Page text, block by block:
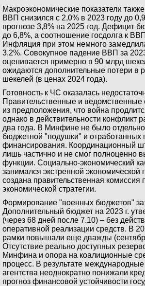
Макроэкономические показатели
ВВП снизился с 2,0% в 2023 году до
прогнозе 3,8% на 2025 год. Дефицит
до 6,8%, а соотношение госдолга к
Инфляция при этом немного
3,2%. Совокупное падение ВВП за
оценивается примерно в 90 млрд
ожидаются дополнительные потери в
шекелей (в ценах 2024 года).
Готовность к ЧС оказалась
Правительственные и ведомственные
из предположения, что война
однако в действительности конфликт
два года. В Минфине не было
бюджетной "подушки" и отработанных
финансирования. Координационный
лишь частично и не смог полноценно
функции. Социально-экономический
занимался экстренной экономической
создана правительственная комиссия
экономической стратегии.
Формирование "военных бюджетов"
Дополнительный бюджет на 2023 г.
(через 68 дней после 7.10) – без
оперативной реализации средств. В
рамки повышали еще дважды
Отсутствие реально доступных
Минфина и опора на коалиционные
процесс. В результате
агентства неоднократно понижали
прогноз финансовой устойчивости